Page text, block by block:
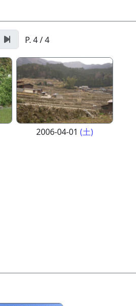
P. 4 / 4
2006-04-01 (土)